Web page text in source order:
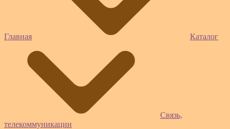
Главная Каталог
Связь,
телекоммуникации